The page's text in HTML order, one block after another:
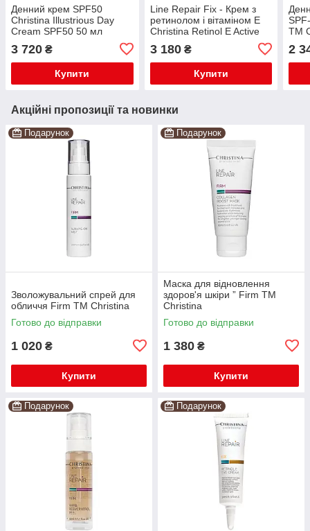
Денний крем SPF50
Christina Illustrious Day
Cream SPF50 50 мл
3 720 ₴
Купити
Line Repair Fix - Крем з
ретинолом і вітаміном E
Christina Retinol E Active
3 180₴
Купити
TM
2
Акційні пропозиції та новинки
Подарунок
Зволожувальний спрей для
обличчя Firm TM Christina
Готово до відправки
1 020 ₴
Купити
Подарунок
Маска для відновлення
здоров'я шкіри ” Firm TM
Christina
Готово до відправки
1 380 ₴
Купити
Подарунок Подарунок